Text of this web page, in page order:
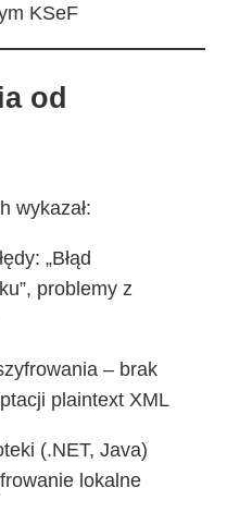
KSeF
od
wykazał:
„Błąd
problemy z
– brak
plaintext XML
(.NET, Java)
lokalne​